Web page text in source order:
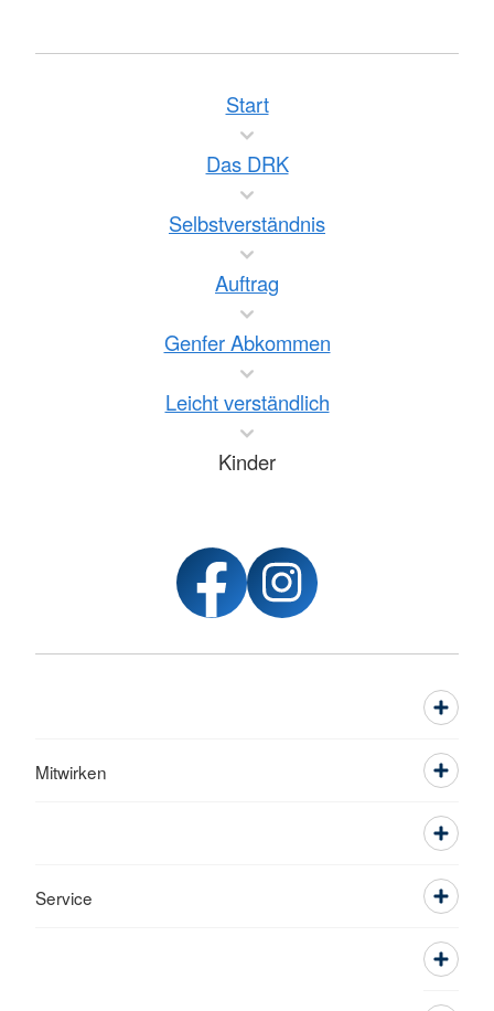
Start
Das DRK
Selbstverständnis
Auftrag
Genfer Abkommen
Leicht verständlich
Kinder
Mitwirken
Service